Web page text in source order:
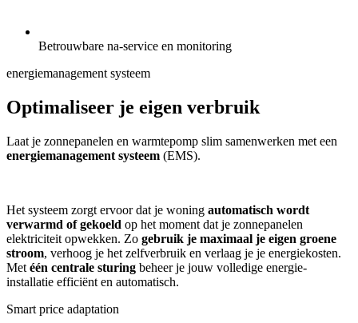
Betrouwbare na-service en monitoring
energiemanagement systeem
Optimaliseer je eigen verbruik
Laat je zonnepanelen en warmtepomp slim samenwerken met een
energiemanagement systeem (EMS).
Het systeem zorgt ervoor dat je woning automatisch wordt
verwarmd of gekoeld op het moment dat je zonnepanelen
elektriciteit opwekken. Zo gebruik je maximaal je eigen groene
stroom, verhoog je het zelfverbruik en verlaag je je energiekosten.
Met één centrale sturing beheer je jouw volledige energie-
installatie efficiënt en automatisch.
Smart price adaptation